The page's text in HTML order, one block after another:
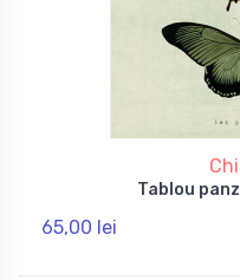
Tablou
65,00 lei